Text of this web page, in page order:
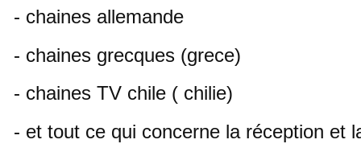
- chaines allemande
- chaines grecques (grece)
- chaines TV chile ( chilie)
- et tout ce qui concerne la réception et